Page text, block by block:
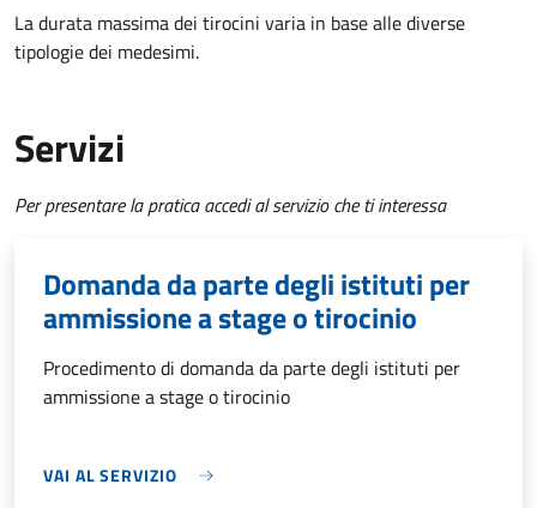
La durata massima dei tirocini varia in base alle diverse
tipologie dei medesimi.
Servizi
Per presentare la pratica accedi al servizio che ti interessa
Domanda da parte degli istituti per
ammissione a stage o tirocinio
Procedimento di domanda da parte degli istituti per
ammissione a stage o tirocinio
VAI AL SERVIZIO